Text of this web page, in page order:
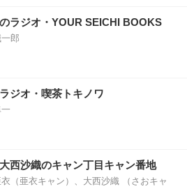
ラジオ・YOUR SEICHI BOOKS
郎
ジオ・喫茶トキノワ
西沙織のキャン丁目キャン番地
（亜衣キャン）、大西沙織 （さおキャ